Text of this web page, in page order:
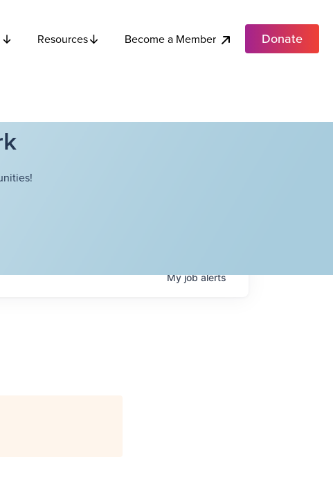
Resources Become a Member Donate
Myjobalerts